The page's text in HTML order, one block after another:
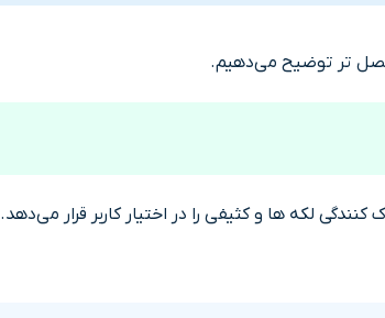
لکه ها و کثیفی را در اختیار کاربر قرار می‌دهد.